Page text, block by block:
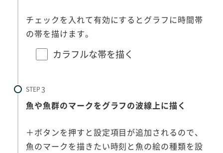
チェックを入れて有効にするとグラフに時間帯
の帯を描けます。
カラフルな帯を描く
STEP
魚や魚群のマークをグラフの波線上に描く
＋ボタンを押すと設定項目が追加されるので、
魚のマークを描きたい時刻と魚の絵の種類を設